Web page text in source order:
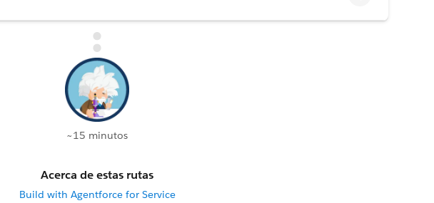
~15 minutos
Acerca de estas rutas
Build with Agentforce for Service